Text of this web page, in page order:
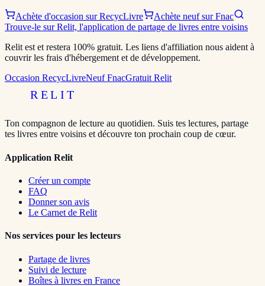
Achète d'occasion sur RecycLivre
Achète neuf sur Fnac
Trouve-le sur Relit, l'application de partage de livres entre voisins
Relit est et restera 100% gratuit. Les liens d'affiliation nous aident à
couvrir les frais d'hébergement et de développement.
Occasion RecycLivreNeuf FnacGratuit Relit
RELIT
Ton compagnon de lecture au quotidien. Suis tes lectures, partage
tes livres entre voisins et découvre ton prochain coup de cœur.
Application Relit
Créer un compte
FAQ
Donner son avis
Le Carnet de Relit
Nos services pour les lecteurs
Partage de livres
Suivi de lecture
Boîtes à livres en France